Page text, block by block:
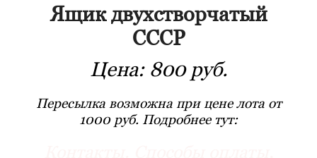
Ящик двухстворчатый
СССР
Цена: 800 руб.
Пересылка возможна при цене лота от
1000 руб. Подробнее тут: